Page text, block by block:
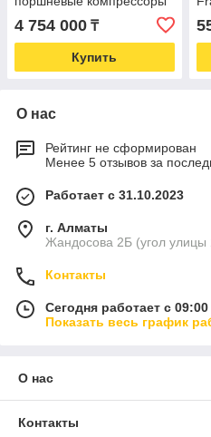
Frascold (Италия) 2Z40-
123.62Y
4 754 000 ₸
Купить
О нас
Рейтинг не сформирован
Менее 5 отзывов за
Работает с 31.10.2023
г. Алматы
Жандосова 2Б (угол улицы
Контакты
Сегодня работает с
Показать весь график
О нас
Контакты